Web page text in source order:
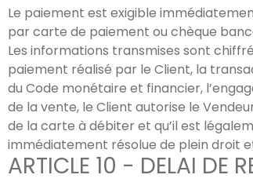
Le paiement est exigible
par carte de paiement ou chèque
Les informations transmises sont
paiement réalisé par le Client, la
du Code monétaire et financier,
de la vente, le Client autorise le
de la carte à débiter et qu’il est
immédiatement résolue de plein droit
ARTICLE 10 - DELAI DE